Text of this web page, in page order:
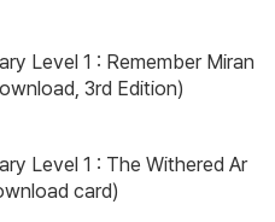
Level 1 : Remember Miran
3rd Edition)
Level 1 : The Withered Ar
card)